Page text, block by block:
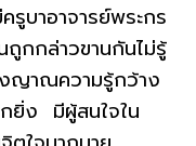
รูบาอาจารย์พระกร
กกล่าวขานกันไม่รู้
ญาณความรู้กว้าง
กยิ่ง มีผู้สนใจใน